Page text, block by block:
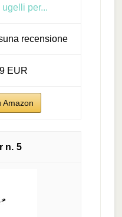
per...
recensione
EUR
Amazon
5